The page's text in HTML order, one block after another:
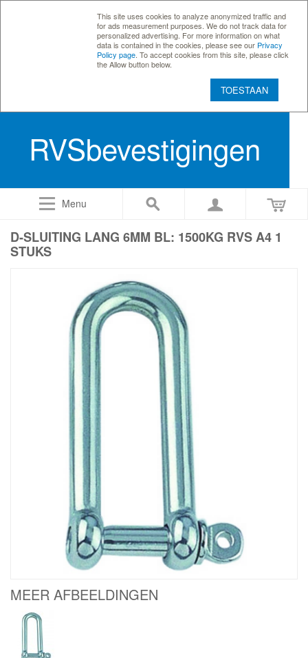
This site uses cookies to analyze anonymized traffic and
for ads measurement purposes. We do not track data for
personalized advertising. For more information on what
data is contained in the cookies, please see our Privacy
Policy page . To accept cookies from this site, please click
the Allow button below.
TOESTAAN
RVSbevestigingen
Menu
D-SLUITING LANG 6MM BL: 1500KG RVS A4 1
STUKS
MEER AFBEELDINGEN